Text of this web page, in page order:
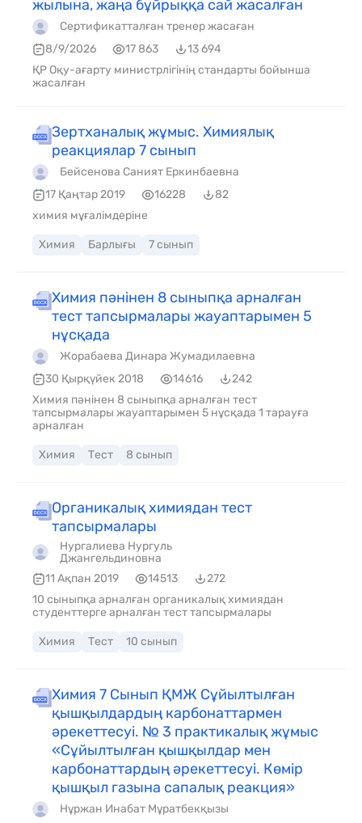
жылына, жаңа бұйрыққа сай жасалған
Сертификатталған тренер жасаған
8/9/2026
17 863
13 694
ҚР Оқу-ағарту министрлігінің стандарты бойынша
жасалған
Зертханалық жұмыс. Химиялық
реакциялар 7 сынып
Бейсенова Саният Еркинбаевна
17 Қаңтар 2019
16228
82
химия мұғалімдеріне
Химия Барлығы 7 сынып
Химия пәнінен 8 сыныпқа арналған
тест тапсырмалары жауаптарымен 5
нұсқада
Жорабаева Динара Жумадилаевна
30 Қырқүйек 2018
14616
242
Химия пәнінен 8 сыныпқа арналған тест
тапсырмалары жауаптарымен 5 нұсқада 1 тарауға
арналған
Химия Тест 8 сынып
Органикалық химиядан тест
тапсырмалары
Нургалиева Нургуль
Джангельдиновна
11 Ақпан 2019
14513
272
10 сыныпқа арналған органикалық химиядан
студенттерге арналған тест тапсырмалары
Химия Тест 10 сынып
Химия 7 Сынып ҚМЖ Сұйылтылған
қышқылдардың карбонаттармен
әрекеттесуі. № 3 практикалық жұмыс
«Сұйылтылған қышқылдар мен
карбонаттардың әрекеттесуі. Көмір
қышқыл газына сапалық реакция»
Нұржан Инабат Мұратбекқызы